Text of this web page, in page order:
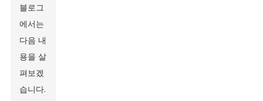
블로그
에서는
다음 내
용을 살
펴보겠
습니다.